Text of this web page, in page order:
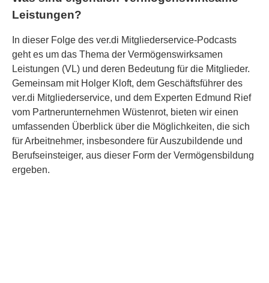
Leistungen?
In dieser Folge des ver.di Mitgliederservice-Podcasts
geht es um das Thema der Vermögenswirksamen
Leistungen (VL) und deren Bedeutung für die Mitglieder.
Gemeinsam mit Holger Kloft, dem Geschäftsführer des
ver.di Mitgliederservice, und dem Experten Edmund Rief
vom Partnerunternehmen Wüstenrot, bieten wir einen
umfassenden Überblick über die Möglichkeiten, die sich
für Arbeitnehmer, insbesondere für Auszubildende und
Berufseinsteiger, aus dieser Form der Vermögensbildung
ergeben.